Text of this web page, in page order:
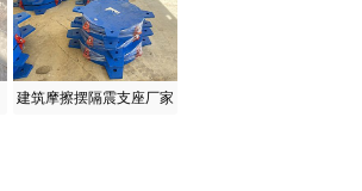
建筑摩擦摆隔震支座厂家